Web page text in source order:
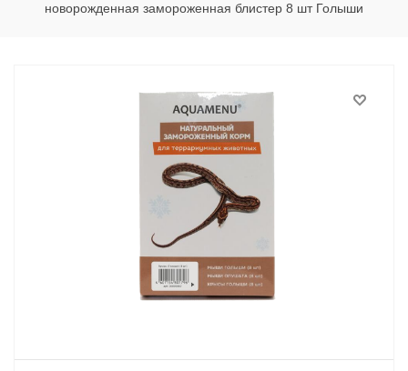
новорожденная замороженная блистер 8 шт Голыши